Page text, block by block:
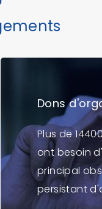
Dons
Plus de
ont besoin
principal
persistant